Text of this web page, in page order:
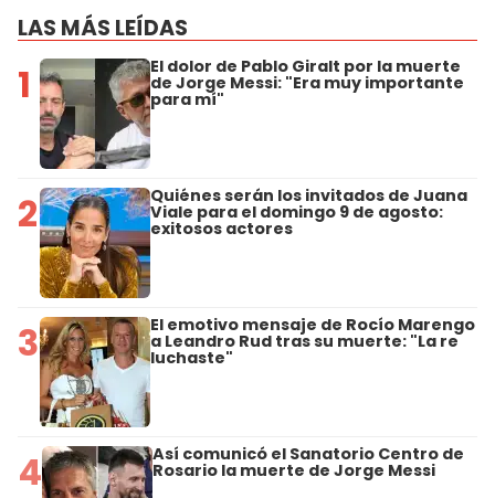
LAS MÁS LEÍDAS
1 El dolor de Pablo Giralt por la muerte
de Jorge Messi: "Era muy importante
para mí"
2 Quiénes serán los invitados de Juana
Viale para el domingo 9 de agosto:
exitosos actores
3 El emotivo mensaje de Rocío Marengo
a Leandro Rud tras su muerte: "La re
luchaste"
4 Así comunicó el Sanatorio Centro de
Rosario la muerte de Jorge Messi